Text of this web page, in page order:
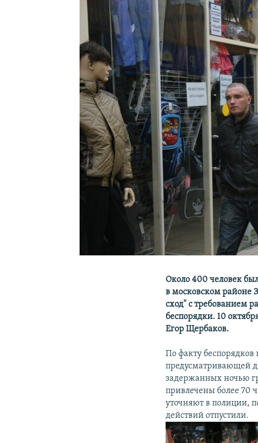
ПОДПИШИТЕСЬ НА РАССЫЛКУ
Около 400 человек
в московском районе
сход" с требованием
беспорядки. 10
Егор Щербаков.
По факту беспорядков
предусматривающей
задержанных ночью
привлечены более 70
уточняют в полиции,
действий отпустили.